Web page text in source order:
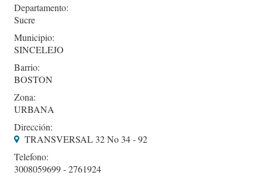
Departamento:
Sucre
Municipio:
SINCELEJO
Barrio:
BOSTON
Zona:
URBANA
Dirección:
TRANSVERSAL 32 No 34 - 92
Telefono:
3008059699 - 2761924